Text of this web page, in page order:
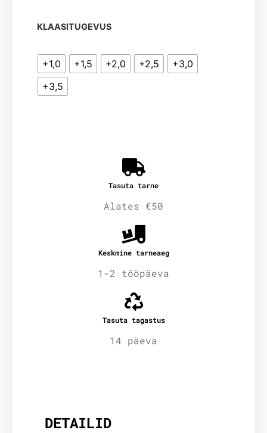
KLAASITUGEVUS
+1,0 +1,5 +2,0 +2,5
+3,0
+3,5
Tasuta tarne
Alates €50
Keskmine tarneaeg
1-2 tööpäeva
Tasuta tagastus
14 päeva
DETAILID